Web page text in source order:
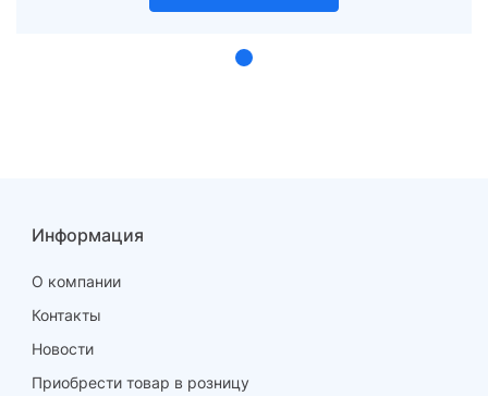
Информация
О компании
Контакты
Новости
Приобрести товар в розницу